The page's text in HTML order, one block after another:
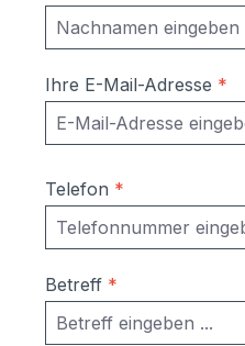
Ihre E-Mail-Adresse *
Telefon *
Betreff *